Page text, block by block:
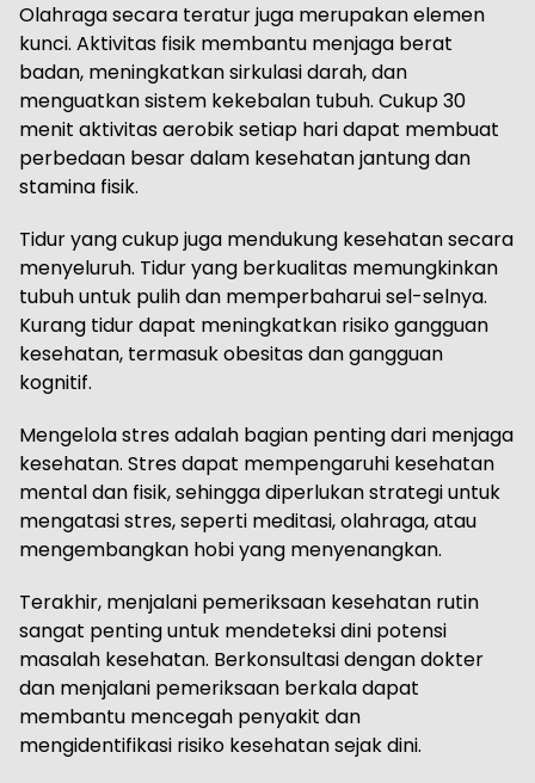
Olahraga secara teratur juga merupakan elemen
kunci. Aktivitas fisik membantu menjaga berat
badan, meningkatkan sirkulasi darah, dan
menguatkan sistem kekebalan tubuh. Cukup 30
menit aktivitas aerobik setiap hari dapat membuat
perbedaan besar dalam kesehatan jantung dan
stamina fisik.
Tidur yang cukup juga mendukung kesehatan secara
menyeluruh. Tidur yang berkualitas memungkinkan
tubuh untuk pulih dan memperbaharui sel-selnya.
Kurang tidur dapat meningkatkan risiko gangguan
kesehatan, termasuk obesitas dan gangguan
kognitif.
Mengelola stres adalah bagian penting dari menjaga
kesehatan. Stres dapat mempengaruhi kesehatan
mental dan fisik, sehingga diperlukan strategi untuk
mengatasi stres, seperti meditasi, olahraga, atau
mengembangkan hobi yang menyenangkan.
Terakhir, menjalani pemeriksaan kesehatan rutin
sangat penting untuk mendeteksi dini potensi
masalah kesehatan. Berkonsultasi dengan dokter
dan menjalani pemeriksaan berkala dapat
membantu mencegah penyakit dan
mengidentifikasi risiko kesehatan sejak dini.